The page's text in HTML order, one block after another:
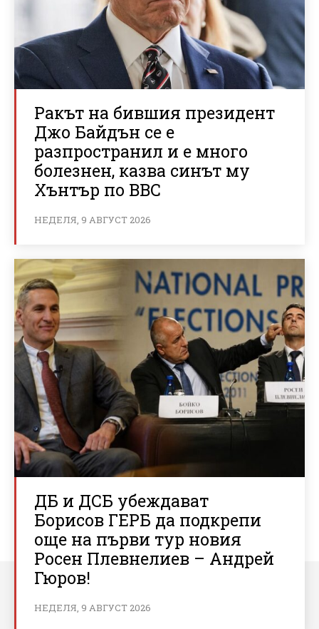
Ракът на бившия президент
Джо Байдън се е
разпространил и е много
болезнен, казва синът му
Хънтър по BBC
НЕДЕЛЯ, 9 АВГУСТ 2026
ДБ и ДСБ убеждават
Борисов ГЕРБ да подкрепи
още на първи тур новия
Росен Плевнелиев – Андрей
Гюров!
НЕДЕЛЯ, 9 АВГУСТ 2026